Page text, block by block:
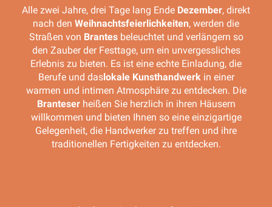
Alle zwei Jahre, drei Tage lang Ende Dezember, direkt
nach den Weihnachtsfeierlichkeiten, werden die
Straßen von Brantesbeleuchtet und verlängern so
den Zauber der Festtage, um ein unvergessliches
Erlebnis zu bieten. Es ist eine echte Einladung, die
Berufe und daslokale Kunsthandwerkin einer
warmen und intimen Atmosphäre zu entdecken. Die
Branteserheißen Sie herzlich in ihren Häusern
willkommen und bieten Ihnen so eine einzigartige
Gelegenheit, die Handwerker zu treffen und ihre
traditionellen Fertigkeiten zu entdecken.